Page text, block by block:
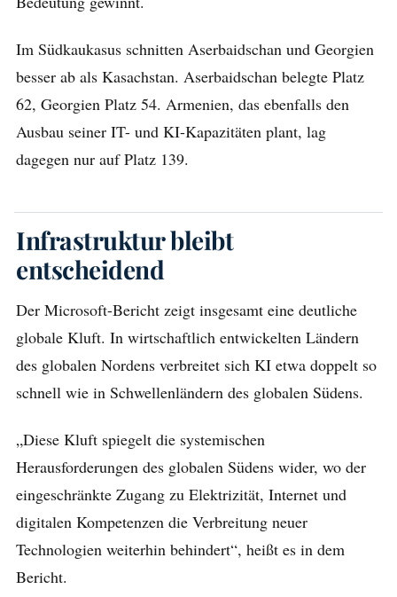
Im Südkaukasus schnitten Aserbaidschan und Georgien
besser ab als Kasachstan. Aserbaidschan belegte Platz
62, Georgien Platz 54. Armenien, das ebenfalls den
Ausbau seiner IT- und KI-Kapazitäten plant, lag
dagegen nur auf Platz 139.
Infrastruktur bleibt
entscheidend
Der Microsoft-Bericht zeigt insgesamt eine deutliche
globale Kluft. In wirtschaftlich entwickelten Ländern
des globalen Nordens verbreitet sich KI etwa doppelt so
schnell wie in Schwellenländern des globalen Südens.
„Diese Kluft spiegelt die systemischen
Herausforderungen des globalen Südens wider, wo der
eingeschränkte Zugang zu Elektrizität, Internet und
digitalen Kompetenzen die Verbreitung neuer
Technologien weiterhin behindert“, heißt es in dem
Bericht.